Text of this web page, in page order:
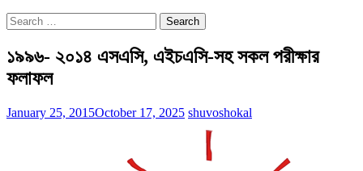
Search
for:
১৯৯৬- ২০১৪ এসএসি, এইচএসি-সহ সকল পরীক্ষার
ফলাফল
January 25, 2015October 17, 2025 shuvoshokal